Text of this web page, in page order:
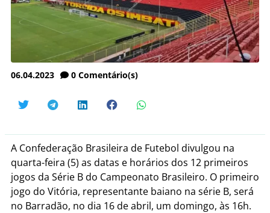
06.04.2023 0 Comentário(s)
A Confederação Brasileira de Futebol divulgou na
quarta-feira (5) as datas e horários dos 12 primeiros
jogos da Série B do Campeonato Brasileiro. O primeiro
jogo do Vitória, representante baiano na série B, será
no Barradão, no dia 16 de abril, um domingo, às 16h.